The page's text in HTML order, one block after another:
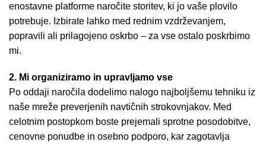
enostavne platforme naročite storitev, ki jo vaše plovilo
potrebuje. Izbirate lahko med rednim vzdrževanjem,
popravili ali prilagojeno oskrbo – za vse ostalo poskrbimo
mi.
2. Mi organiziramo in upravljamo vse
Po oddaji naročila dodelimo nalogo najboljšemu tehniku iz
naše mreže preverjenih navtičnih strokovnjakov. Med
celotnim postopkom boste prejemali sprotne posodobitve,
cenovne ponudbe in osebno podporo, kar zagotavlja